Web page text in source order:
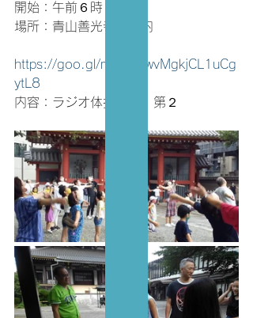
開始：午前６時３０分
場所：青山善光寺　境内
https://goo.gl/maps/9wvMgkjCL1uCg
ytL8
内容：ラジオ体操第１・第２